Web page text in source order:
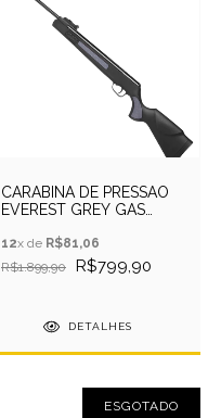
CARABINA DE PRESSAO
EVEREST GREY GAS
12x de R$81,06
R$1.899,90
R$799,90
DETALHES
ESGOTADO